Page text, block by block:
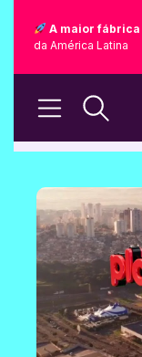
A maior fábrica
da América Latina
BLOG
Home Blog